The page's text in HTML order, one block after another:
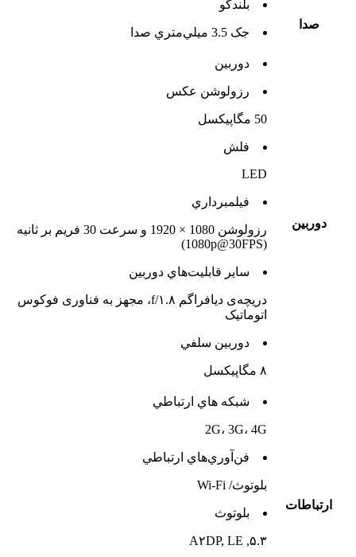
صدا
بلندگو
جک 3.5 ميلي‌متري صدا
دوربين
دوربين
رزولوشن عکس
50 مگاپیکسل
فلش
LED
فيلمبرداري
رزولوشن 1080 × 1920 و سرعت 30 فریم بر ثانیه
(1080p@30FPS)
ساير قابليت‌هاي دوربين
دریچه‌ی دیافراگم f/۱.۸، مجهز به فناوری فوکوس
اتوماتیک
دوربين سلفي
۸ مگاپیکسل
ارتباطات
شبکه هاي ارتباطي
2G، 3G، 4G
فن‌آوري‌هاي ارتباطي
بلوتوث/ Wi-Fi
بلوتوث
۵.۳, A۲DP, LE